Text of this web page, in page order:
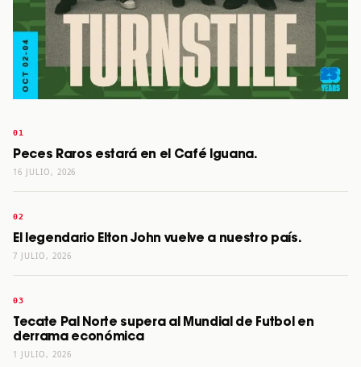
Peces Raros estará en el Café Iguana.
16 JULIO, 2026
El legendario Elton John vuelve a nuestro país.
7 JULIO, 2026
Tecate Pal Norte supera al Mundial de Futbol en
derrama económica
1 JULIO, 2026